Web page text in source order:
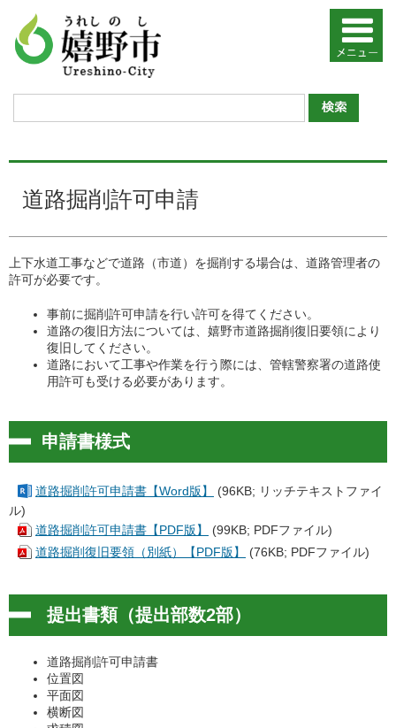
道路掘削許可申請
上下水道工事などで道路（市道）を掘削する場合は、道路管理者の
許可が必要です。
事前に掘削許可申請を行い許可を得てください。
道路の復旧方法については、嬉野市道路掘削復旧要領により
復旧してください。
道路において工事や作業を行う際には、管轄警察署の道路使
用許可も受ける必要があります。
申請書様式
道路掘削許可申請書【Word版】
(96KB; リッチテキストファイ
ル)
道路掘削許可申請書【PDF版】
(99KB; PDFファイル)
道路掘削復旧要領（別紙）【PDF版】
(76KB; PDFファイル)
提出書類（提出部数2部）
道路掘削許可申請書
位置図
平面図
横断図